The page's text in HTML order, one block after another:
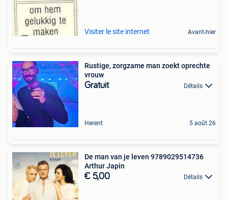
Visiter le site internet Avant-hier
Rustige, zorgzame man zoekt oprechte
vrouw
Gratuit Détails
Herent 5 août 26
De man van je leven 9789029514736
Arthur Japin
€ 5,00 Détails